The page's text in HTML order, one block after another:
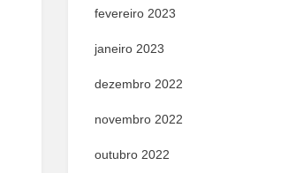
fevereiro 2023
janeiro 2023
dezembro 2022
novembro 2022
outubro 2022